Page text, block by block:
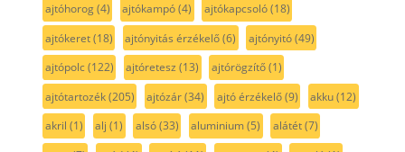
ajtóhorog(4) ajtókampó(4) ajtókapcsoló(18)
ajtókeret(18) ajtónyitás érzékelő(6) ajtónyitó(49)
ajtópolc(122) ajtóretesz (13) ajtórögzítő(1)
ajtótartozék(205) ajtózár(34) ajtó érzékelő(9) akku(12)
akril (1) alj (1) alsó(33) aluminium(5) alátét(7)